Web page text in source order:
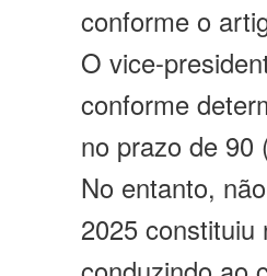
conforme o
O vice-
conforme
no prazo de 90
No entanto,
2025